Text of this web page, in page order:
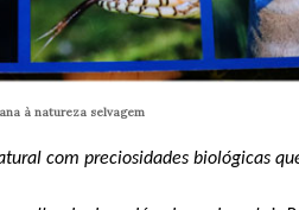
à natureza selvagem
com preciosidades biológicas